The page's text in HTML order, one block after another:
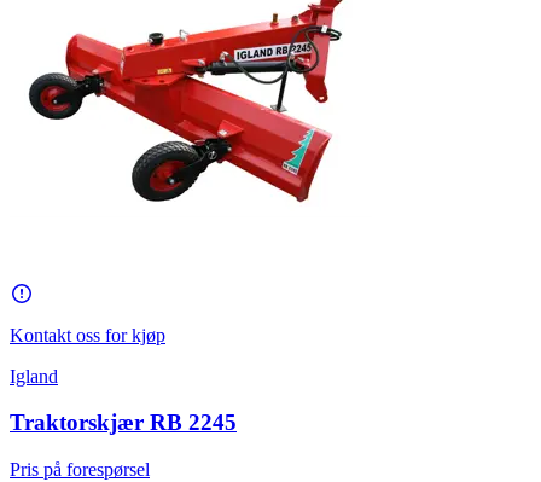
Kontakt oss for kjøp
Igland
Traktorskjær RB 2245
Pris på forespørsel